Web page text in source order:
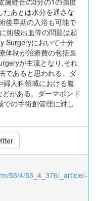
あとは水分を通さな
後早期の入浴も可能で
術後出血等の問題は起
Surgeryにおいて十分
体制が治療費の包括医
が主流となり,それ
であると思われる。ダ
人科領域における腹
がある。ダーマボンド
の手術創管理に対し
55/4/55_4_376/_article/-